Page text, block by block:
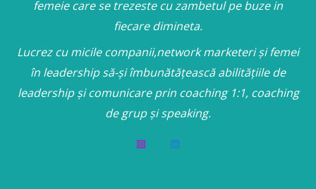
femeie care se trezeste cu zambetul pe buze in
fiecare dimineta.
Lucrez cu micile companii,network marketeri și femei
în leadership să-și îmbunătățească abilitățiile de
leadership și comunicare prin coaching 1:1, coaching
de grup și speaking.